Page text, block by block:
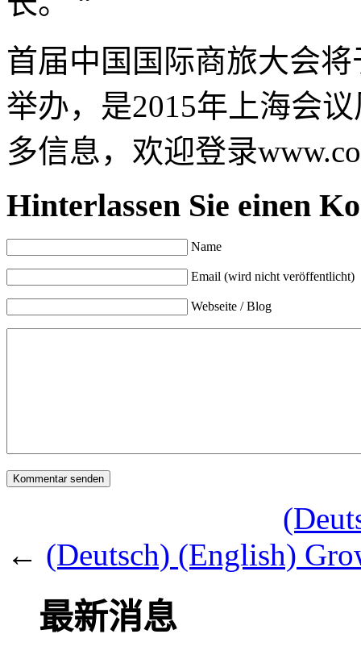
首届中国国际商旅大会
举办，是2015年上海会
多信息，欢迎登录
Hinterlassen Sie einen
Name
Email (wird nicht veröffentlicht)
Webseite / Blog
← (Deutsch) (English)
最新消息